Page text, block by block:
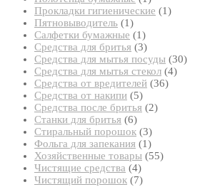
товар
Прокладки гигиенические 11
Пятновыводитель 11
товар
Салфетки бумажные 11
товар
Средства для бритья 33
товара
Средства для мытья посуды 3030
Средства для мытья стекол 44
Средства от вредителей 3636
Средства от накипи 55
товаров
Средства после бритья 22
Станки для бритья 66
товаров
Стиральный порошок 33
товара
Фольга для запекания 11
товар
Хозяйственные товары 5555
Чистящие средства 44
товара
Чистящий порошок 77